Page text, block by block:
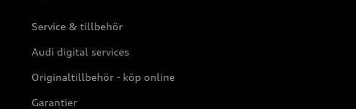
Service & tillbehör
Audi digital services
Originaltillbehör - köp online
Garantier